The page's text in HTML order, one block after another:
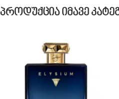
Პროდუქცია Იმავე